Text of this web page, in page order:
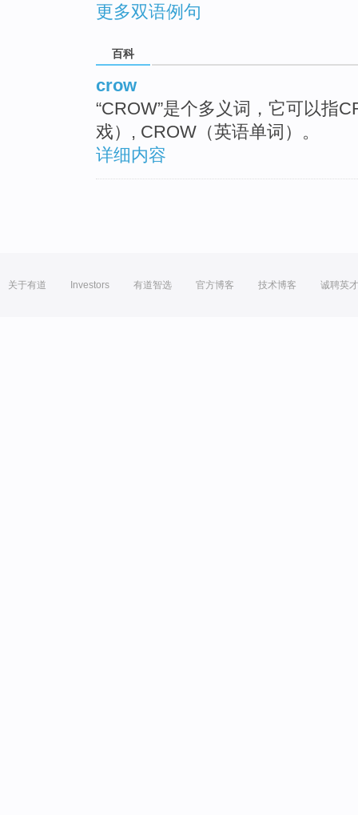
更多双语例句
百科
crow
“CROW”是个多义词，它可以指
戏）, CROW（英语单词）。
详细内容
关于有道 Investors 有道智选 官方博客 技术博客 诚聘英才